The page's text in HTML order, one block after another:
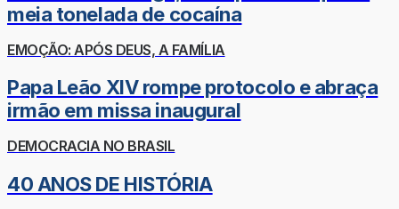
meia tonelada de cocaína
EMOÇÃO: APÓS DEUS, A FAMÍLIA
Papa Leão XIV rompe protocolo e abraça
irmão em missa inaugural
DEMOCRACIA NO BRASIL
40 ANOS DE HISTÓRIA